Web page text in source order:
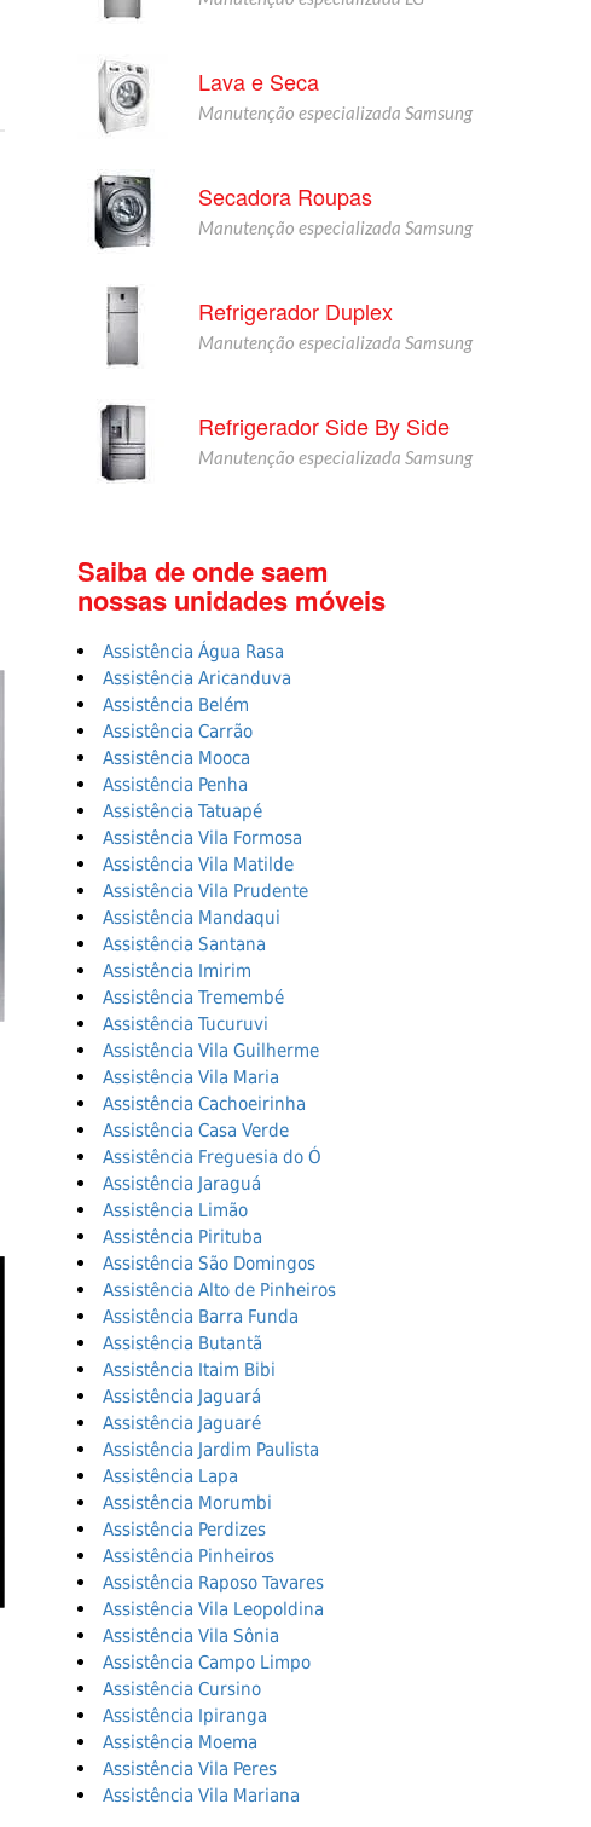
Lava e Seca
Manutenção especializada Samsung
Secadora Roupas
Manutenção especializada Samsung
Refrigerador Duplex
Manutenção especializada Samsung
Refrigerador Side By Side
Manutenção especializada Samsung
Saiba de onde saem
nossas unidades móveis
Assistência Água Rasa
Assistência Aricanduva
Assistência Belém
Assistência Carrão
Assistência Mooca
Assistência Penha
Assistência Tatuapé
Assistência Vila Formosa
Assistência Vila Matilde
Assistência Vila Prudente
Assistência Mandaqui
Assistência Santana
Assistência Imirim
Assistência Tremembé
Assistência Tucuruvi
Assistência Vila Guilherme
Assistência Vila Maria
Assistência Cachoeirinha
Assistência Casa Verde
Assistência Freguesia do Ó
Assistência Jaraguá
Assistência Limão
Assistência Pirituba
Assistência São Domingos
Assistência Alto de Pinheiros
Assistência Barra Funda
Assistência Butantã
Assistência Itaim Bibi
Assistência Jaguará
Assistência Jaguaré
Assistência Jardim Paulista
Assistência Lapa
Assistência Morumbi
Assistência Perdizes
Assistência Pinheiros
Assistência Raposo Tavares
Assistência Vila Leopoldina
Assistência Vila Sônia
Assistência Campo Limpo
Assistência Cursino
Assistência Ipiranga
Assistência Moema
Assistência Vila Peres
Assistência Vila Mariana